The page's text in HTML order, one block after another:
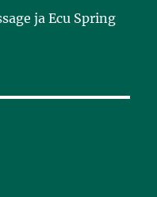
ja Ecu Spring